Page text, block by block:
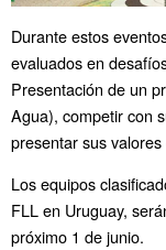
Durante estos
evaluados en
Presentación de un
Agua), competir con
presentar sus
Los equipos
FLL en Uruguay,
próximo 1 de junio.